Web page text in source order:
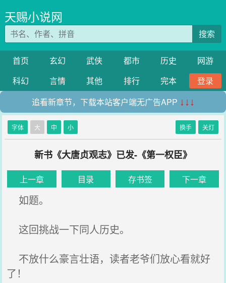
天赐小说网
搜索
首页 玄幻 武侠 都市 历史
网游
科幻
言情 其他 排行 完本
登录
追看新章节，下载本站客户端无广告APP ↓↓↓
字体 大 中 小 换手 关灯
新书《大唐贞观志》已发-《第一权臣》
上一章 目录 存书签 下一章
如题。
这回挑战一下同人历史。
不放什么豪言壮语，读者老爷们放心看就好
了！